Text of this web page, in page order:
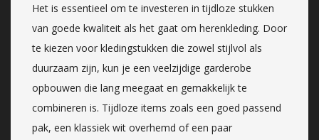
Het is essentieel om te investeren in tijdloze stukken
van goede kwaliteit als het gaat om herenkleding. Door
te kiezen voor kledingstukken die zowel stijlvol als
duurzaam zijn, kun je een veelzijdige garderobe
opbouwen die lang meegaat en gemakkelijk te
combineren is. Tijdloze items zoals een goed passend
pak, een klassiek wit overhemd of een paar